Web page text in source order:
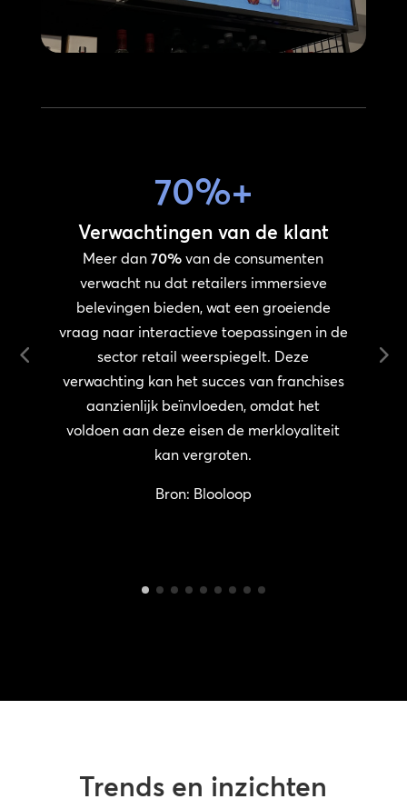
70%+
Verwachtingen van de klant
Meer dan70% van de consumenten
verwacht nu dat retailers immersieve
belevingen bieden, wat een groeiende
vraag naar interactieve toepassingen in de
sector retail weerspiegelt. Deze
verwachting kan het succes van franchises
aanzienlijk beïnvloeden, omdat het
voldoen aan deze eisen de merkloyaliteit
kan vergroten.
Bron: Blooloop
Trends en inzichten